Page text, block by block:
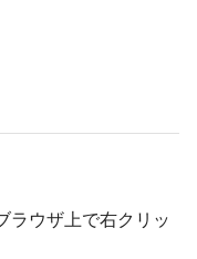
ラウザ上で右クリッ